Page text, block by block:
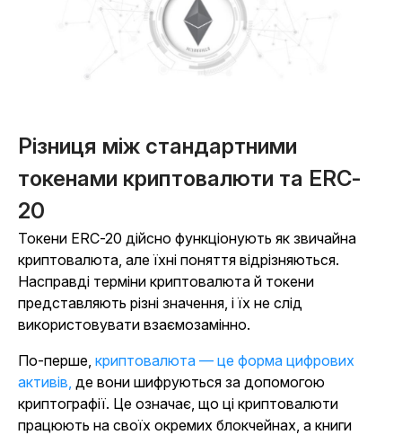
Різниця між стандартними
токенами криптовалюти та ERC-
20
Токени ERC-20 дійсно функціонують як звичайна
криптовалюта, але їхні поняття відрізняються.
Насправді терміни криптовалюта й токени
представляють різні значення, і їх не слід
використовувати взаємозамінно.
По-перше, криптовалюта — це форма цифрових
активів, де вони шифруються за допомогою
криптографії. Це означає, що ці криптовалюти
працюють на своїх окремих блокчейнах, а книги